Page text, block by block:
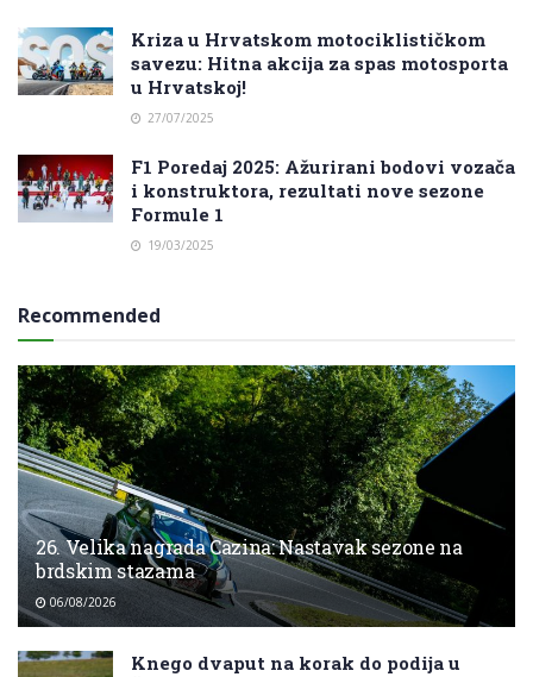
Kriza u Hrvatskom motociklističkom
savezu: Hitna akcija za spas motosporta
u Hrvatskoj!
27/07/2025
F1 Poredaj 2025: Ažurirani bodovi vozača
i konstruktora, rezultati nove sezone
Formule 1
19/03/2025
Recommended
26. Velika nagrada Cazina: Nastavak sezone na
brdskim stazama
06/08/2026
Knego dvaput na korak do podija u